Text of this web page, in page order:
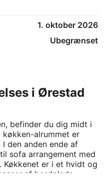
1. oktober 2026
Ubegrænset
i Ørestad
befinder du dig midt i
alrummet er
den anden ende af
sofa arrangement med
Køkkenet er i et hvidt og
af bordplads.